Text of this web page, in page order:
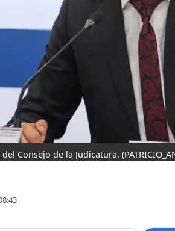
Consejo de la Judicatura.